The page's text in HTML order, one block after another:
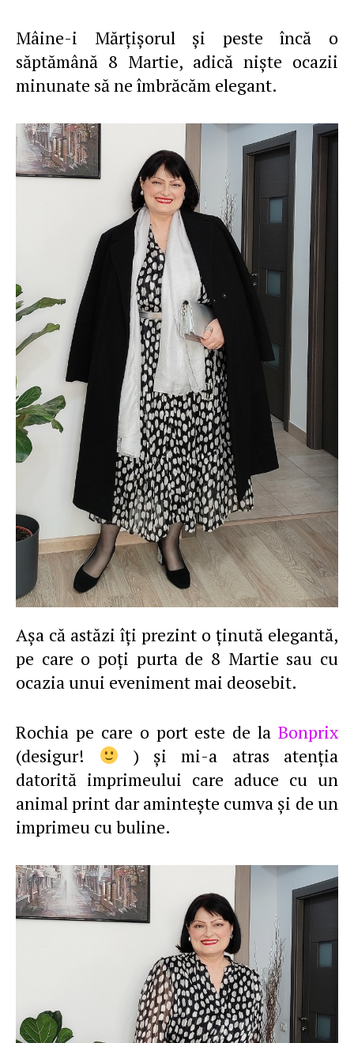
Mâine-i Mărţişorul şi peste încă o
săptămână 8 Martie, adică nişte ocazii
minunate să ne îmbrăcăm elegant.
Aşa că astăzi îţi prezint o ţinută elegantă,
pe care o poţi purta de 8 Martie sau cu
ocazia unui eveniment mai deosebit.
Rochia pe care o port este de la Bonprix
(desigur!
) şi mi-a atras atenţia
datorită imprimeului care aduce cu un
animal print dar aminteşte cumva şi de un
imprimeu cu buline.